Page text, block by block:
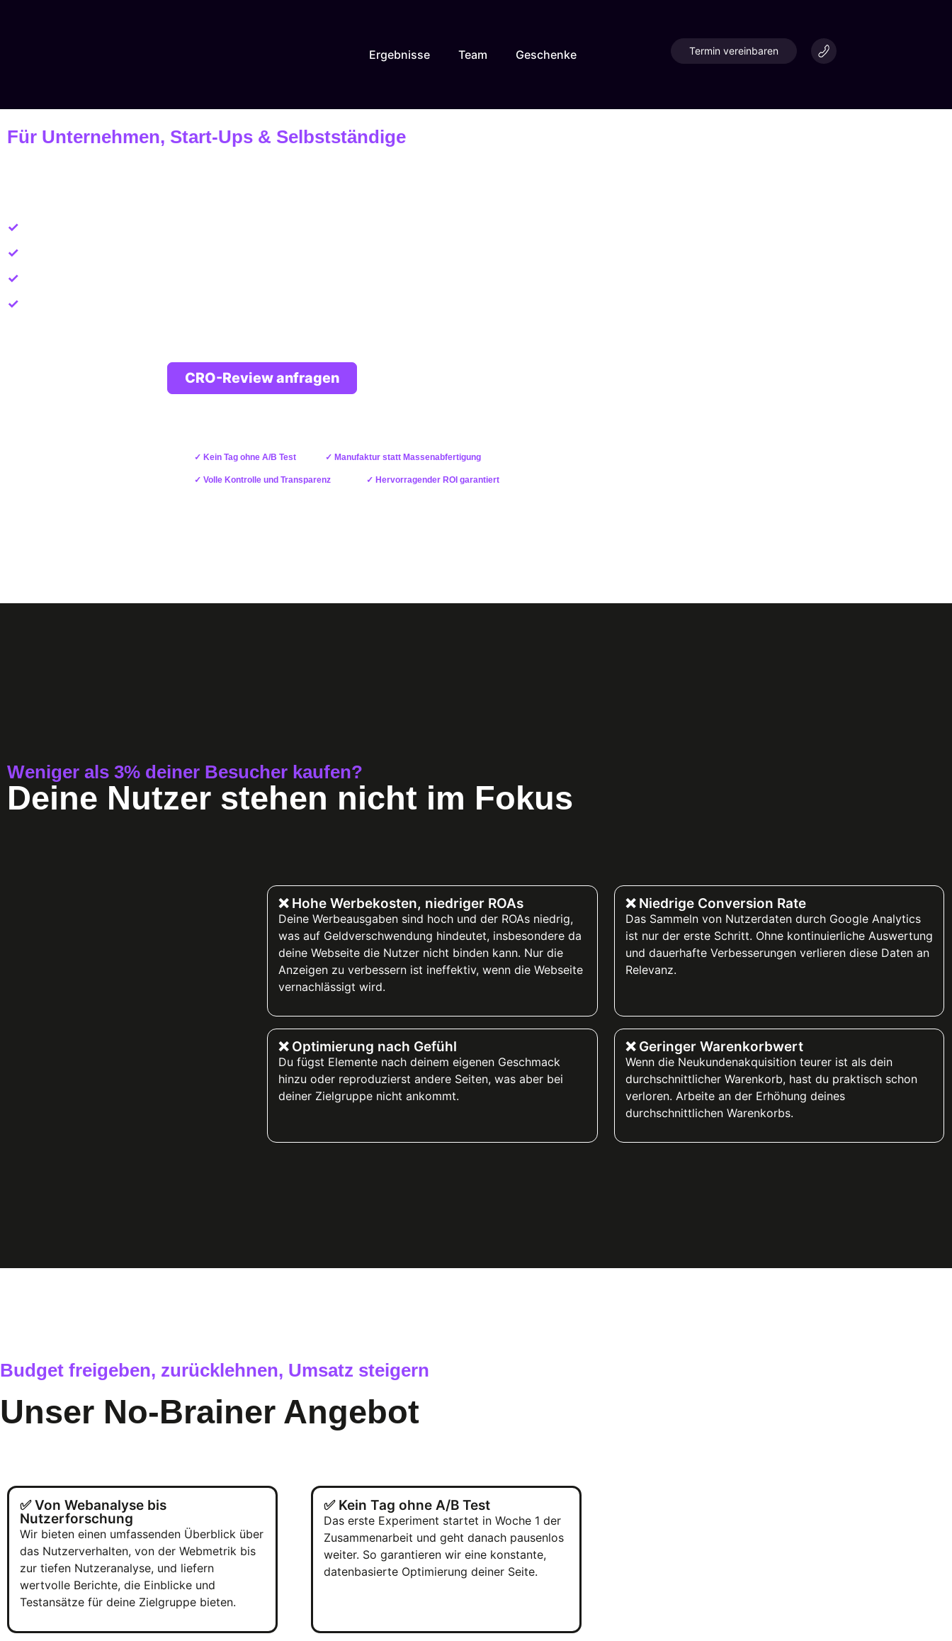
Ergebnisse Team Geschenke Termin vereinbaren
Für Unternehmen, Start-Ups & Selbstständige
✓
✓
✓
✓
CRO-Review anfragen
✓ Kein Tag ohne A/B Test ✓ Manufaktur statt Massenabfertigung
✓ Volle Kontrolle und Transparenz ✓ Hervorragender ROI garantiert
Weniger als 3% deiner Besucher kaufen?
Deine Nutzer stehen nicht im Fokus
❌ Hohe Werbekosten, niedriger ROAs
Deine Werbeausgaben sind hoch und der ROAs niedrig,
was auf Geldverschwendung hindeutet, insbesondere da
deine Webseite die Nutzer nicht binden kann. Nur die
Anzeigen zu verbessern ist ineffektiv, wenn die Webseite
vernachlässigt wird.
❌ Niedrige Conversion Rate
Das Sammeln von Nutzerdaten durch Google Analytics
ist nur der erste Schritt. Ohne kontinuierliche Auswertung
und dauerhafte Verbesserungen verlieren diese Daten an
Relevanz.
❌ Optimierung nach Gefühl
Du fügst Elemente nach deinem eigenen Geschmack
hinzu oder reproduzierst andere Seiten, was aber bei
deiner Zielgruppe nicht ankommt.
❌ Geringer Warenkorbwert
Wenn die Neukundenakquisition teurer ist als dein
durchschnittlicher Warenkorb, hast du praktisch schon
verloren. Arbeite an der Erhöhung deines
durchschnittlichen Warenkorbs.
Budget freigeben, zurücklehnen, Umsatz steigern
Unser No-Brainer Angebot
✅ Von Webanalyse bis
Nutzerforschung
Wir bieten einen umfassenden Überblick über
das Nutzerverhalten, von der Webmetrik bis
zur tiefen Nutzeranalyse, und liefern
wertvolle Berichte, die Einblicke und
Testansätze für deine Zielgruppe bieten.
✅ Kein Tag ohne A/B Test
Das erste Experiment startet in Woche 1 der
Zusammenarbeit und geht danach pausenlos
weiter. So garantieren wir eine konstante,
datenbasierte Optimierung deiner Seite.